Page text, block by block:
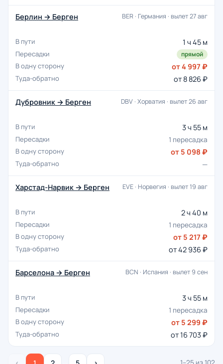
Берлин → Берген BER · Германия · вылет 27 авг
1 ч 45 м
прямой
от 4 997 ₽
от 8 826 ₽
Дубровник → Берген DBV · Хорватия · вылет 26 авг
3 ч 55 м
1 пересадка
от 5 098 ₽
—
Харстад-Нарвик → Берген EVE · Норвегия · вылет 19 авг
2 ч 40 м
1 пересадка
от 5 217 ₽
от 42 936 ₽
Барселона → Берген BCN · Испания · вылет 9 сен
3 ч 55 м
1 пересадка
от 5 299 ₽
от 16 703 ₽